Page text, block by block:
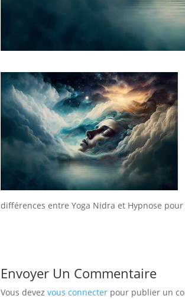
différences entre Yoga Nidra et Hypnose
Envoyer Un Commentaire
Vous devez vous connecterpour publier un